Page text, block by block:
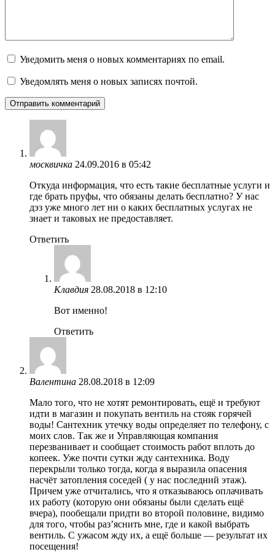
Уведомить меня о новых комментариях по email.
Уведомлять меня о новых записях почтой.
москвичка 24.09.2016 в 05:42
Откуда информация, что есть такие бесплатные услуги и
где брать пруфы, что обязаны делать бесплатно? У нас
дэз уже много лет ни о каких бесплатных услугах не
знает и таковых не предоставляет.
Ответить
Клавдия 28.08.2018 в 12:10
Вот именно!
Ответить
Валентина 28.08.2018 в 12:09
Мало того, что не хотят ремонтировать, ещё и требуют
идти в магазин и покупать вентиль на стояк горячей
воды! Сантехник утечку воды определяет по телефону, с
моих слов. Так же и Управляющая компания
перезванивает и сообщает стоимость работ вплоть до
копеек. Уже почти сутки жду сантехника. Воду
перекрыли только тогда, когда я выразила опасения
насчёт затопления соседей ( у нас последний этаж).
Причем уже отчитались, что я отказываюсь оплачивать
их работу (которую они обязаны были сделать ещё
вчера), пообещали придти во второй половине, видимо
для того, чтобы раз’яснить мне, где и какой выбрать
вентиль. С ужасом жду их, а ещё больше — результат их
посещения!